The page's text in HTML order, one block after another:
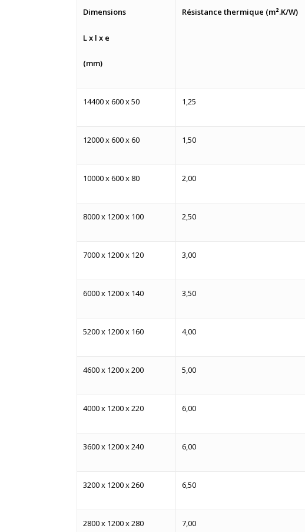
Dimensions
L x l x e
(mm)
Résistance thermique (m².K/W)
14400 x 600 x 50 1,25
12000 x 600 x 60 1,50
10000 x 600 x 80 2,00
8000 x 1200 x 100 2,50
7000 x 1200 x 120 3,00
6000 x 1200 x 140 3,50
5200 x 1200 x 160 4,00
4600 x 1200 x 200 5,00
4000 x 1200 x 220 6,00
3600 x 1200 x 240 6,00
3200 x 1200 x 260 6,50
2800 x 1200 x 280 7,00